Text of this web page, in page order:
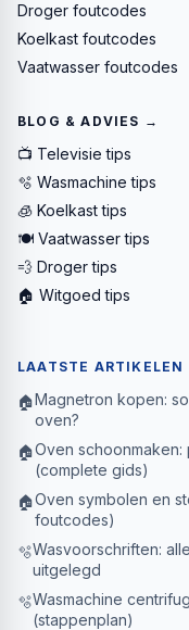
Droger foutcodes
Koelkast foutcodes
Vaatwasser foutcodes
BLOG & ADVIES →
📺 Televisie tips
🫧 Wasmachine tips
🧊 Koelkast tips
🍽️ Vaatwasser tips
💨 Droger tips
🏠 Witgoed tips
LAATSTE ARTIKELEN
🏠Magnetron kopen:
oven?
🏠Oven
(complete gids)
🏠Oven symbolen en
foutcodes)
🫧Wasvoorschriften:
uitgelegd
🫧Wasmachine
(stappenplan)